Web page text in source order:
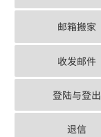
邮箱搬家
收发邮件
登陆与登出
退信